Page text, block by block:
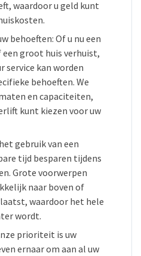
waardoor u geld kunt
behoeften: Of u nu een
groot huis verhuist,
service kan worden
behoeften. We
en capaciteiten,
kunt kiezen voor uw
gebruik van een
tijd besparen tijdens
Grote voorwerpen
naar boven of
waardoor het hele
wordt.
prioriteit is uw
ernaar om aan al uw